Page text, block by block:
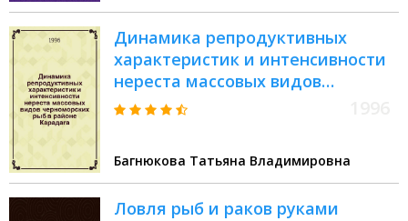
Динамика репродуктивных
характеристик и интенсивности
нереста массовых видов
черноморских рыб в районе
03.00.18
Багнюкова Татьяна Владимировна
Ловля рыб и раков руками